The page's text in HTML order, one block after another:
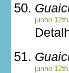
junho
junho